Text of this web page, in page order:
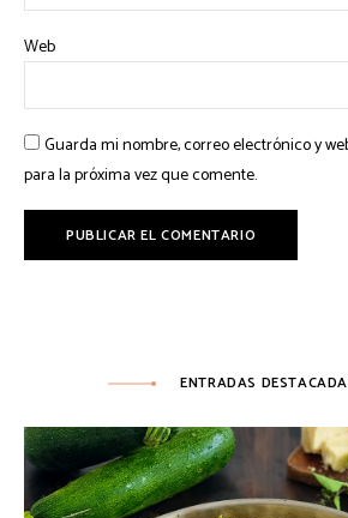
Web
Guarda mi nombre, correo electrónico y
para la próxima vez que comente.
ENTRADAS